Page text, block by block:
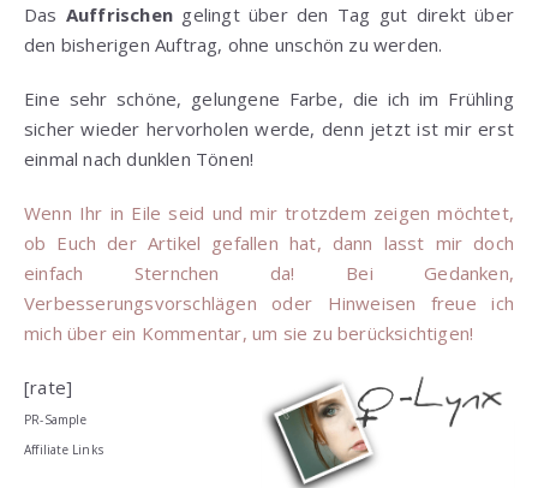
Das Auffrischen gelingt über den Tag gut direkt über
den bisherigen Auftrag, ohne unschön zu werden.
Eine sehr schöne, gelungene Farbe, die ich im Frühling
sicher wieder hervorholen werde, denn jetzt ist mir erst
einmal nach dunklen Tönen!
Wenn Ihr in Eile seid und mir trotzdem zeigen möchtet,
ob Euch der Artikel gefallen hat, dann lasst mir doch
einfach Sternchen da! Bei Gedanken,
Verbesserungsvorschlägen oder Hinweisen freue ich
mich über ein Kommentar, um sie zu berücksichtigen!
[rate]
PR-Sample
Affiliate Links